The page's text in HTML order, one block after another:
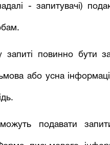
- запитувачі)
повинно бути
або усна
подавати